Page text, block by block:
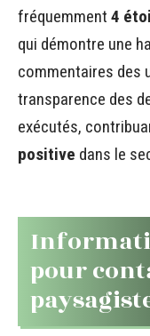
fréquemment 4
qui démontre une
commentaires des
transparence des
exécutés,
positive dans le
pour